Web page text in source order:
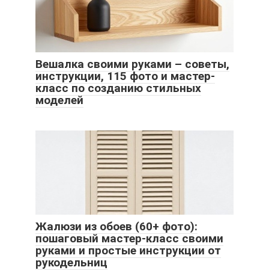
Вешалка своими руками – советы,
инструкции, 115 фото и мастер-
класс по созданию стильных
моделей
Жалюзи из обоев (60+ фото):
пошаговый мастер-класс своими
руками и простые инструкции от
рукодельниц